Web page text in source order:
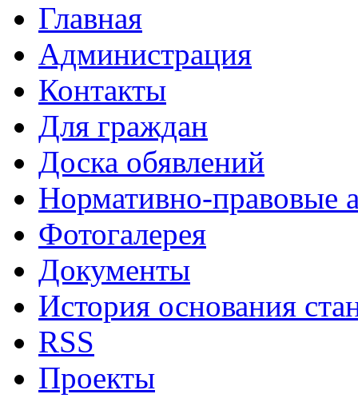
Главная
Администрация
Контакты
Для граждан
Доска обявлений
Нормативно-правовые
Фотогалерея
Документы
История основания
RSS
Проекты